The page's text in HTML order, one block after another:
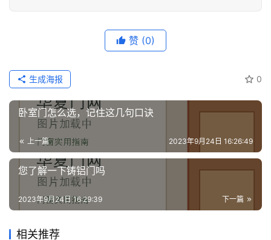
赞 (0)
0
生成海报
卧室门怎么选，记住这几句口诀
上一篇 2023年9月24日 16:26:49
您了解一下铸铝门吗
下一篇
2023年9月24日 16:29:39
相关推荐